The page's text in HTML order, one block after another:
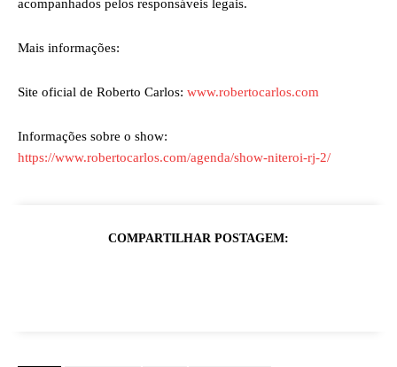
acompanhados pelos responsáveis legais.
Mais informações:
Site oficial de Roberto Carlos: www.robertocarlos.com
Informações sobre o show:
https://www.robertocarlos.com/agenda/show-niteroi-rj-2/
COMPARTILHAR POSTAGEM: